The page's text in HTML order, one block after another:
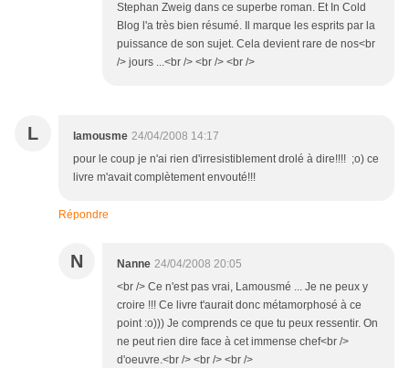
Stephan Zweig dans ce superbe roman. Et In Cold
Blog l'a très bien résumé. Il marque les esprits par la
puissance de son sujet. Cela devient rare de nos<br
/> jours ...<br /> <br /> <br />
L lamousme 24/04/2008 14:17
pour le coup je n'ai rien d'irresistiblement drolé à dire!!!! ;o) ce
livre m'avait complètement envouté!!!
Répondre
N Nanne 24/04/2008 20:05
<br /> Ce n'est pas vrai, Lamousmé ... Je ne peux y
croire !!! Ce livre t'aurait donc métamorphosé à ce
point :o))) Je comprends ce que tu peux ressentir. On
ne peut rien dire face à cet immense chef<br />
d'oeuvre.<br /> <br /> <br />